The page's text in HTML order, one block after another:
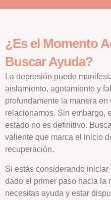
¿Es el Momento
Buscar Ayuda?
La depresión puede
aislamiento, agotamiento y
profundamente la manera
relacionamos. Sin embargo,
estado no es definitivo.
valiente que marca el inicio
recuperación.
Si estás considerando
dado el primer paso hacia la
necesitas ayuda y estar